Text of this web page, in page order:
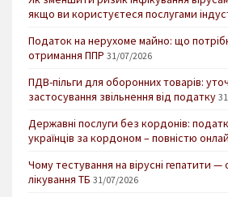
якщо ви користуєтеся послугами
Податок на нерухоме майно: що
отримання ППР 31/07/2026
ПДВ-пільги для оборонних товарів:
застосування звільнення від податку
Державні послуги без кордонів:
українців за кордоном – повністю
Чому тестування на вірусні гепатити
лікування ТБ 31/07/2026